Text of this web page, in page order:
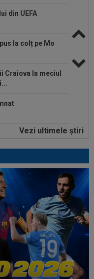
din UEFA
la colț pe Mo
Craiova la meciul
Yan
Turcia
la Montreal:
bătut palma cu
din UEFA
Vezi ultimele ştiri